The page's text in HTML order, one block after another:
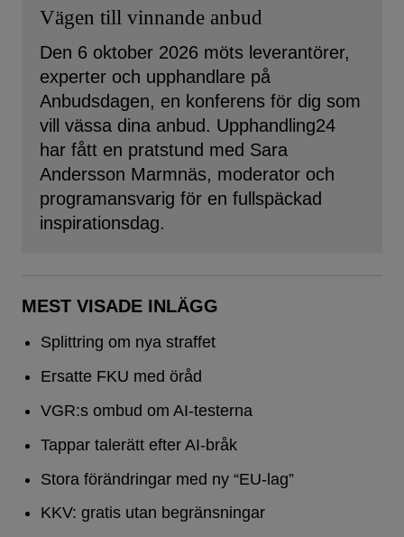
Vägen till vinnande anbud
Den 6 oktober 2026 möts leverantörer,
experter och upphandlare på
Anbudsdagen, en konferens för dig som
vill vässa dina anbud. Upphandling24
har fått en pratstund med Sara
Andersson Marmnäs, moderator och
programansvarig för en fullspäckad
inspirationsdag.
MEST VISADE INLÄGG
Splittring om nya straffet
Ersatte FKU med öråd
VGR:s ombud om AI-testerna
Tappar talerätt efter AI-bråk
Stora förändringar med ny “EU-lag”
KKV: gratis utan begränsningar